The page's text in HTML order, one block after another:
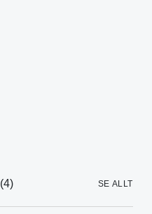
(4) SE ALLT